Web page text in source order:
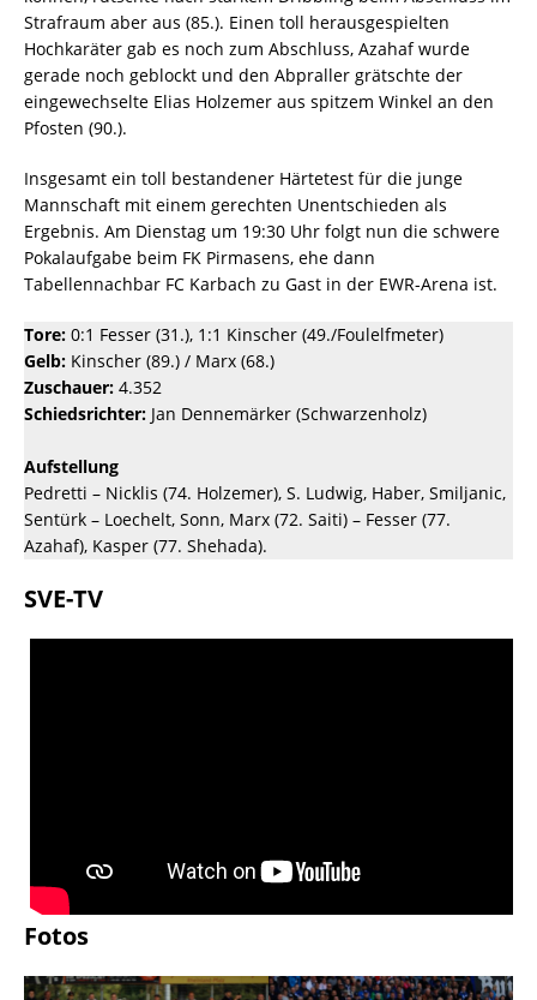
Strafraum aber aus (85.). Einen toll herausgespielten
Hochkaräter gab es noch zum Abschluss, Azahaf wurde
gerade noch geblockt und den Abpraller grätschte der
eingewechselte Elias Holzemer aus spitzem Winkel an den
Pfosten (90.).
Insgesamt ein toll bestandener Härtetest für die junge
Mannschaft mit einem gerechten Unentschieden als
Ergebnis. Am Dienstag um 19:30 Uhr folgt nun die schwere
Pokalaufgabe beim FK Pirmasens, ehe dann
Tabellennachbar FC Karbach zu Gast in der EWR-Arena ist.
Tore: 0:1 Fesser (31.), 1:1 Kinscher (49./Foulelfmeter)
Gelb: Kinscher (89.) / Marx (68.)
Zuschauer: 4.352
Schiedsrichter: Jan Dennemärker (Schwarzenholz)
Aufstellung
Pedretti – Nicklis (74. Holzemer), S. Ludwig, Haber, Smiljanic,
Sentürk – Loechelt, Sonn, Marx (72. Saiti) – Fesser (77.
Azahaf), Kasper (77. Shehada).
SVE-TV
Fotos